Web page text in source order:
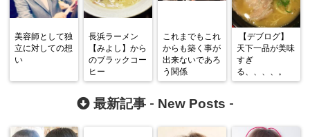
美容師として独
立に対しての想
い
長浜ラーメン
【みよし】から
のブラックコー
ヒー
これまでもこれ
からも築く事が
出来ないであろ
う関係
【デブログ】
天下一品が美味
すぎ
る、、、、。
最新記事 - New Posts -